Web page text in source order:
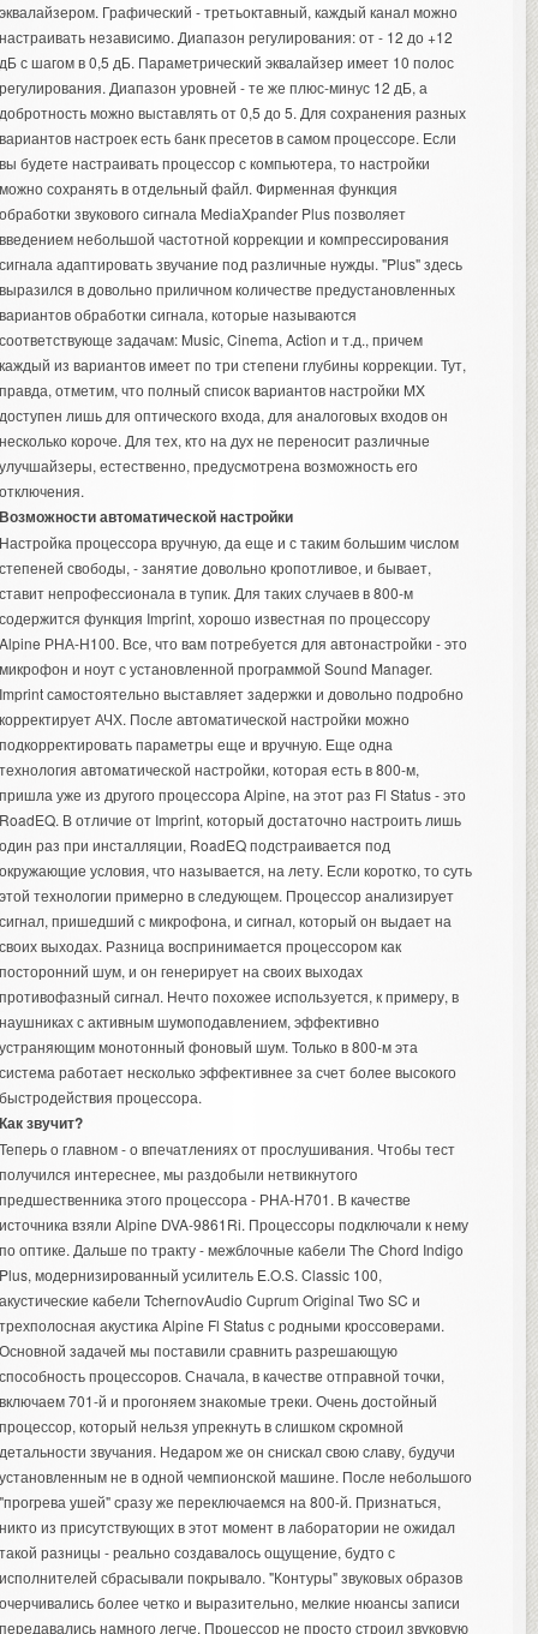
Графический - третьоктавный, каждый канал можно
независимо. Диапазон регулирования: от - 12 до +12
с шагом в 0,5 дБ. Параметрический эквалайзер имеет 10 полос
Диапазон уровней - те же плюс-минус 12 дБ, а
можно выставлять от 0,5 до 5. Для сохранения разных
настроек есть банк пресетов в самом процессоре. Если
будете настраивать процессор с компьютера, то настройки
сохранять в отдельный файл. Фирменная функция
звукового сигнала MediaXpander Plus позволяет
небольшой частотной коррекции и компрессирования
адаптировать звучание под различные нужды. "Plus" здесь
в довольно приличном количестве предустановленных
обработки сигнала, которые называются
задачам: Music, Cinema, Action и т.д., причем
из вариантов имеет по три степени глубины коррекции. Тут,
отметим, что полный список вариантов настройки MX
лишь для оптического входа, для аналоговых входов он
короче. Для тех, кто на дух не переносит различные
естественно, предусмотрена возможность его
автоматической настройки
процессора вручную, да еще и с таким большим числом
свободы, - занятие довольно кропотливое, и бывает,
непрофессионала в тупик. Для таких случаев в 800-м
функция Imprint, хорошо известная по процессору
РНА-Н100. Все, что вам потребуется для автонастройки - это
и ноут с установленной программой Sound Manager.
самостоятельно выставляет задержки и довольно подробно
АЧХ. После автоматической настройки можно
параметры еще и вручную. Еще одна
автоматической настройки, которая есть в 800-м,
уже из другого процессора Alpine, на этот раз Fl Status - это
В отличие от Imprint, который достаточно настроить лишь
раз при инсталляции, RoadEQ подстраивается под
условия, что называется, на лету. Если коротко, то суть
технологии примерно в следующем. Процессор анализирует
пришедший с микрофона, и сигнал, который он выдает на
выходах. Разница воспринимается процессором как
шум, и он генерирует на своих выходах
сигнал. Нечто похожее используется, к примеру, в
с активным шумоподавлением, эффективно
монотонный фоновый шум. Только в 800-м эта
работает несколько эффективнее за счет более высокого
процессора.
звучит?
о главном - о впечатлениях от прослушивания. Чтобы тест
интереснее, мы раздобыли нетвикнутого
этого процессора - РНА-Н701. В качестве
взяли Alpine DVA-9861Ri. Процессоры подключали к нему
оптике. Дальше по тракту - межблочные кабели The Chord Indigo
модернизированный усилитель E.O.S. Classic 100,
кабели TchernovAudio Cuprum Original Two SC и
акустика Alpine Fl Status с родными кроссоверами.
задачей мы поставили сравнить разрешающую
процессоров. Сначала, в качестве отправной точки,
701-й и прогоняем знакомые треки. Очень достойный
который нельзя упрекнуть в слишком скромной
звучания. Недаром же он снискал свою славу, будучи
не в одной чемпионской машине. После небольшого
ушей" сразу же переключаемся на 800-й. Признаться,
из присутствующих в этот момент в лаборатории не ожидал
разницы - реально создавалось ощущение, будто с
сбрасывали покрывало. "Контуры" звуковых образов
более четко и выразительно, мелкие нюансы записи
намного легче. Процессор не просто строил звуковую